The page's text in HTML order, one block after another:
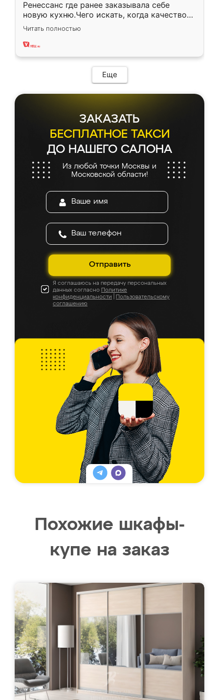
Ренессанс где ранее заказывала себе
новую кухню.Чего искать, когда качеством
вполне довольна. Служит кухня уже почти
два года, нареканий нет.
Читать полностью
Еще
ЗАКАЗАТЬ
БЕСПЛАТНОЕ ТАКСИ
ДО НАШЕГО САЛОНА
Из любой точки Москвы и
Московской области!
Отправить
Я соглашаюсь на передачу персональных
данных согласно Политике
конфиденциальности
Пользовательскому
соглашению
Похожие шкафы-
купе на заказ